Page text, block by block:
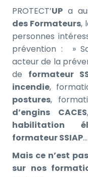
PROTECT’UP a
des Formateurs,
personnes
prévention : »
acteur de la
de formateur
incendie,
postures,
d’engins CACES
habilitation
formateur SSIAP…
Mais ce n’est
sur nos